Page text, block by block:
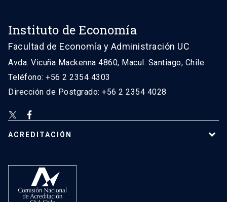
Instituto de Economía
Facultad de Economía y Administración UC
Avda. Vicuña Mackenna 4860, Macul. Santiago, Chile
Teléfono: +56 2 2354 4303
Dirección de Postgrado: +56 2 2354 4028
ACREDITACIÓN